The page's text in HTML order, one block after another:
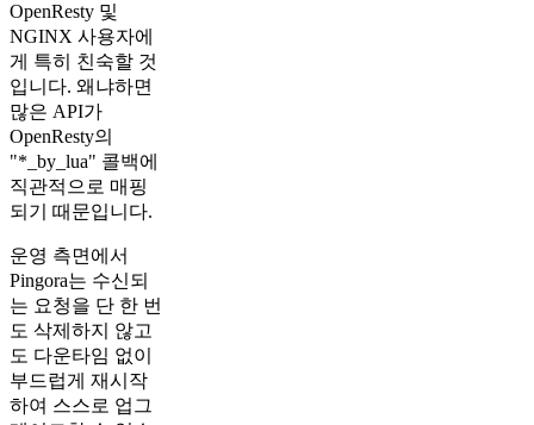
OpenResty 및
NGINX 사용자에
게 특히 친숙할 것
입니다. 왜냐하면
많은 API가
OpenResty의
"*_by_lua" 콜백에
직관적으로 매핑
되기 때문입니다.
운영 측면에서
Pingora는 수신되
는 요청을 단 한 번
도 삭제하지 않고
도 다운타임 없이
부드럽게 재시작
하여 스스로 업그